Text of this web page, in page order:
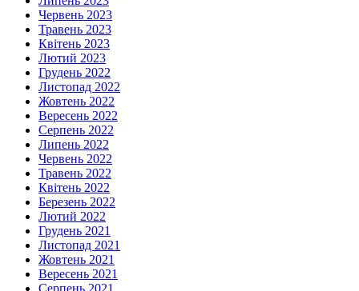
Червень 2023
Травень 2023
Квітень 2023
Лютий 2023
Грудень 2022
Листопад 2022
Жовтень 2022
Вересень 2022
Серпень 2022
Липень 2022
Червень 2022
Травень 2022
Квітень 2022
Березень 2022
Лютий 2022
Грудень 2021
Листопад 2021
Жовтень 2021
Вересень 2021
Серпень 2021